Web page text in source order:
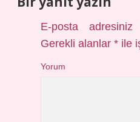
E-posta adresiniz
Gerekli alanlar* ile
Yorum